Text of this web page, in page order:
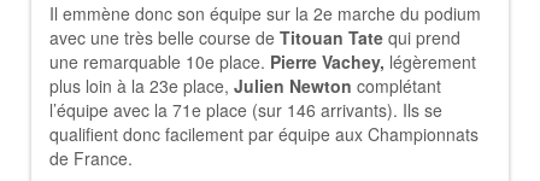
Il emmène donc son équipe sur la 2e marche du podium
avec une très belle course de Titouan Tate qui prend
une remarquable 10e place. Pierre Vachey, légèrement
plus loin à la 23e place, Julien Newton complétant
l’équipe avec la 71e place (sur 146 arrivants). Ils se
qualifient donc facilement par équipe aux Championnats
de France.